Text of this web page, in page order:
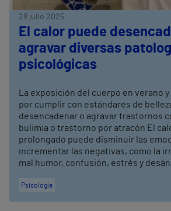
28 julio 2025
El calor puede
agravar diversas
psicológicas
La exposición del cuerpo en verano
por cumplir con estándares de
desencadenar o agravar trastornos
bulimia o trastorno por atracón El
prolongado puede disminuir las
incrementar las negativas, como la
mal humor, confusión, estrés y
Psicología